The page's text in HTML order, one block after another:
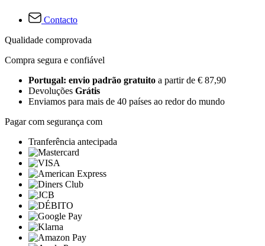
Contacto
Qualidade comprovada
Compra segura e confiável
Portugal: envio padrão gratuito a partir de € 87,90
Devoluções Grátis
Enviamos para mais de 40 países ao redor do mundo
Pagar com segurança com
Tranferência antecipada